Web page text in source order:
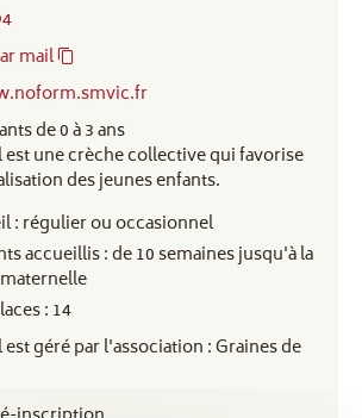
mail
de 0 à 3 ans
une crèche collective qui favorise
des jeunes enfants.
: régulier ou occasionnel
accueillis : de 10 semaines jusqu'à la
: 14
géré par l'association : Graines de